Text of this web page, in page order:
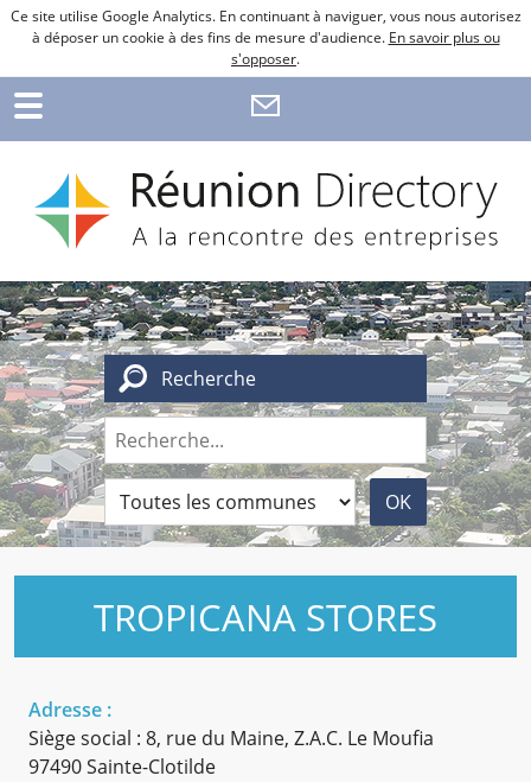
Ce site utilise Google Analytics. En continuant à naviguer, vous nous autorisez
à déposer un cookie à des fins de mesure d'audience. En savoir plus ou
s'opposer.
Recherche
TROPICANA STORES
Adresse :
Siège social : 8, rue du Maine, Z.A.C. Le Moufia
97490 Sainte-Clotilde